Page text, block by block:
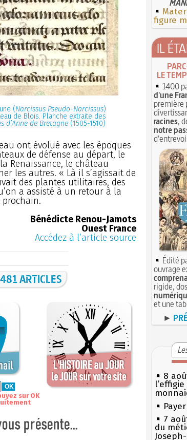
(Narcissus Pseudo-Narcissus)
de Blois. Planche extraite des
d’Anne de Bretagne(1505-1510)
ont évolué avec les époques
de défense au départ, le
Renaissance, le château
les autres. « Là il s’agissait de
des plantes utilitaires, des
a assisté à un retour à la
Bénédicte Renou-Jamots
Ouest France
Accédez à l’article source
481 ARTICLES
sur OK
figure
IL
LE
1400
d'une
première
racines,
notre
Édité
ouvrage
rigide,
et une
►
8
7
du